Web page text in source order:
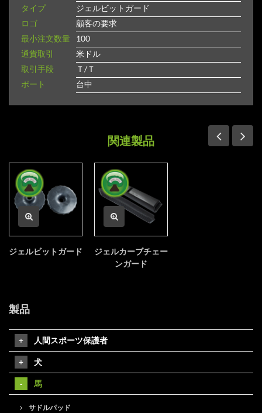
タイプ
ジェルビットガード
ロゴ
顧客の要求
最小注文数量
100
通貨取引
米ドル
取引手段
Ｔ/Ｔ
ポート
台中
関連製品
ジェルビットガード
ジェルカーブチェー
ンガード
製品
人間スポーツ保護者
犬
馬
サドルパッド